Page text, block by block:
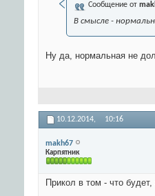
Сообщение от
В смысле -
Ну да, нормальная не
10.12.2014, 10:16
makh67
Карпятник
Прикол в том - что